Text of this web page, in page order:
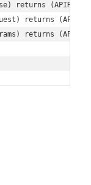
returns
returns
returns